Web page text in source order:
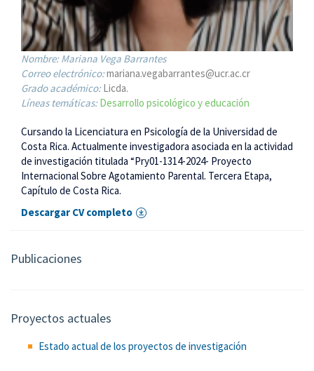
Nombre:Mariana Vega Barrantes
Correo electrónico:mariana.vegabarrantes@ucr.ac.cr
Grado académico:Licda.
Líneas temáticas:Desarrollo psicológico y educación
Cursando la Licenciatura en Psicología de la Universidad de
Costa Rica. Actualmente investigadora asociada en la actividad
de investigación titulada “Pry01-1314-2024- Proyecto
Internacional Sobre Agotamiento Parental. Tercera Etapa,
Capítulo de Costa Rica.
Descargar CV completo
Publicaciones
Proyectos actuales
Estado actual de los proyectos de investigación